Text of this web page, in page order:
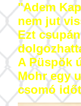
"Adem
nem jut
Ezt
A Püspök
Mohr egy
csomó